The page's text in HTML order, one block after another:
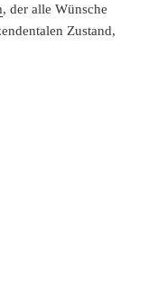
, der alle Wünsche
Zustand,